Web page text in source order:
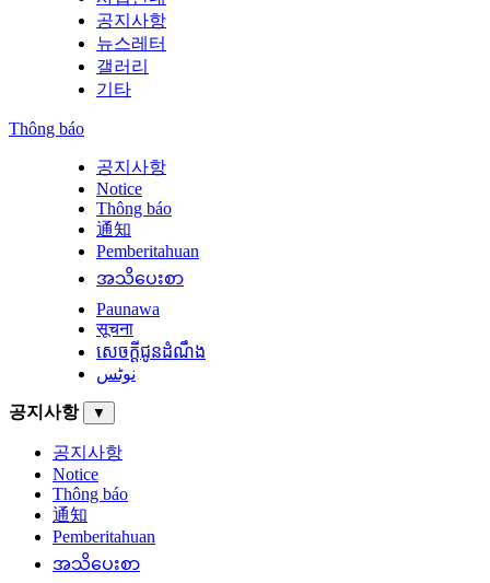
공지사항
뉴스레터
갤러리
기타
Thông báo
공지사항
Notice
Thông báo
通知
Pemberitahuan
အသိပေးစာ
Paunawa
सूचना
សេចក្តីជូនដំណឹង
نوٹس
공지사항 ▼
공지사항
Notice
Thông báo
通知
Pemberitahuan
အသိပေးစာ